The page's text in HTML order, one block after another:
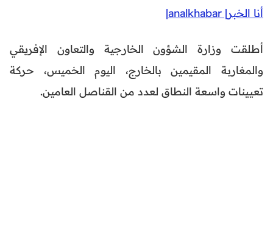
أنا الخبر| analkhabar|
أطلقت وزارة الشؤون الخارجية والتعاون الإفريقي
والمغاربة المقيمين بالخارج، اليوم الخميس، حركة
تعيينات واسعة النطاق لعدد من القناصل العامين.